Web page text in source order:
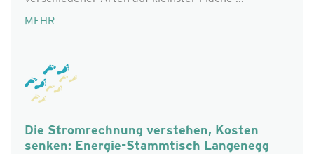
MEHR
Die Stromrechnung verstehen, Kosten
senken: Energie-Stammtisch Langenegg